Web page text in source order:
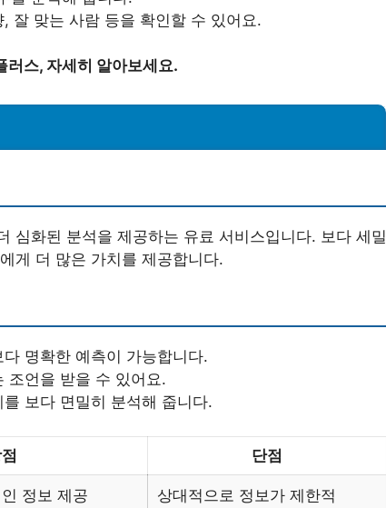
잘 맞는 사람 등을 확인할 수 있어요.
러스, 자세히 알아보세요.
심화된 분석을 제공하는 유료 서비스입니다. 보다 세밀
게 더 많은 가치를 제공합니다.
명확한 예측이 가능합니다.
조언을 받을 수 있어요.
보다 면밀히 분석해 줍니다.
단점
정보 제공 상대적으로 정보가 제한적